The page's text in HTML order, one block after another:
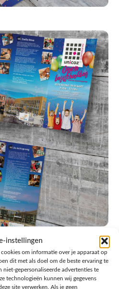
instellingen
om informatie over je apparaat op
dit met als doel om de beste ervaring te
niet-gepersonaliseerde advertenties te
technologieën kunnen wij gegevens
site verwerken. Als je geen
naar portfolio